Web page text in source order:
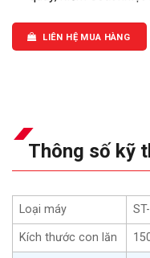
LIÊN HỆ MUA HÀNG
Thông số kỹ
Loại máy
Kích thước con lăn